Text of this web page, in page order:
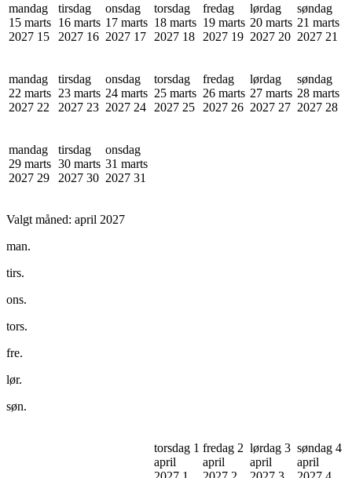
mandag
15 marts
2027 15
tirsdag
16 marts
2027 16
onsdag
17 marts
2027 17
torsdag
18 marts
2027 18
fredag
19 marts
2027 19
lørdag
20 marts
2027 20
søndag
21 marts
2027 21
mandag
22 marts
2027 22
tirsdag
23 marts
2027 23
onsdag
24 marts
2027 24
torsdag
25 marts
2027 25
fredag
26 marts
2027 26
lørdag
27 marts
2027 27
søndag
28 marts
2027 28
mandag
29 marts
2027 29
tirsdag
30 marts
2027 30
onsdag
31 marts
2027 31
Valgt måned: april 2027
man.
tirs.
ons.
tors.
fre.
lør.
søn.
torsdag 1
april
fredag 2
april
lørdag 3
april
søndag 4
april